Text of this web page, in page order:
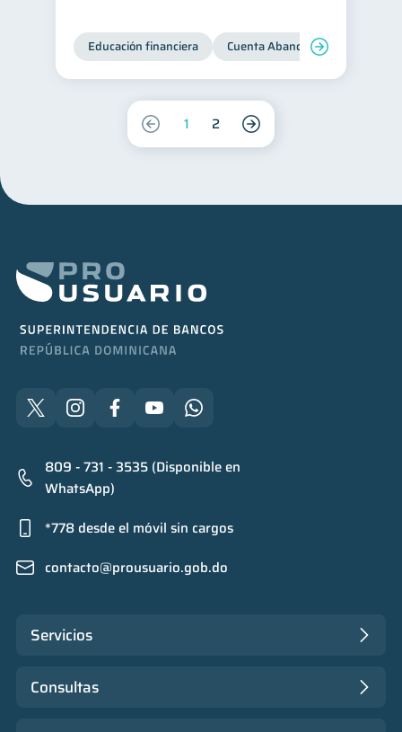
Educación financiera Cuenta Abandonada
1 2
809 - 731 - 3535 (Disponible en
WhatsApp)
*778 desde el móvil sin cargos
contacto@prousuario.gob.do
Servicios
Consultas